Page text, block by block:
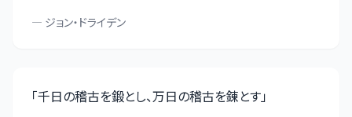
— ジョン・ドライデン
「千日の稽古を鍛とし、万日の稽古を錬とす」